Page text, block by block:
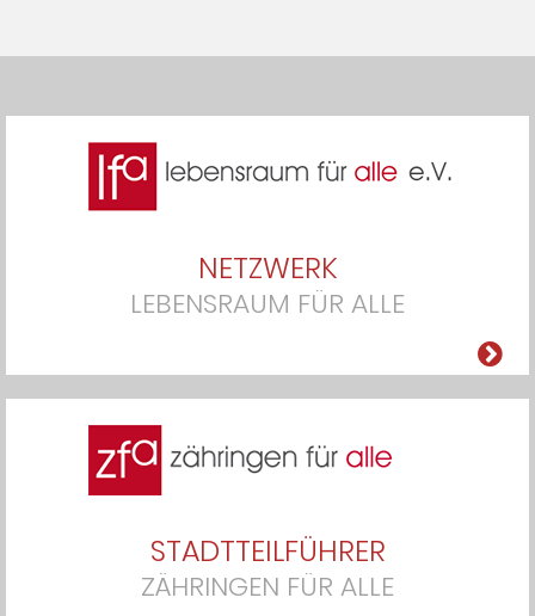
NETZWERK
LEBENSRAUM FÜR ALLE
STADTTEILFÜHRER
ZÄHRINGEN FÜR ALLE